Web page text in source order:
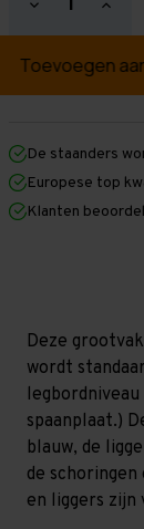
Hoeveelheid
verlagen
mm
mm
x
400
mm
mm
mm
400
mm
De staanders
Europese top
Klanten
Deze
wordt
spaanplaat.)
blauw, de
de
en liggers zijn